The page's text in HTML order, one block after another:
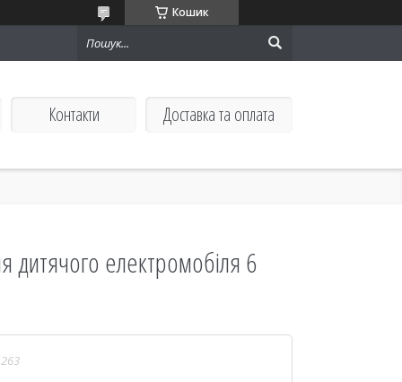
Кошик
Контакти Доставка та оплата
дитячого електромобіля 6